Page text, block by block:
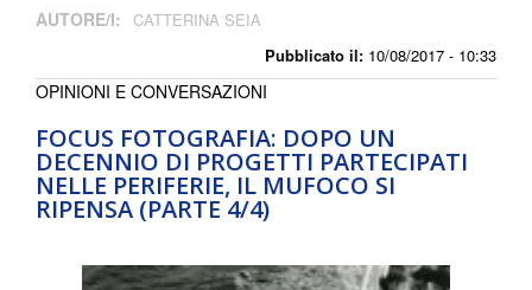
Pubblicato il: 10/08/2017 - 10:33
AUTORE/I: CATTERINA SEIA
FOCUS FOTOGRAFIA: DOPO UN
DECENNIO DI PROGETTI PARTECIPATI
NELLE PERIFERIE, IL MUFOCO SI
RIPENSA (PARTE 4/4)
OPINIONI E CONVERSAZIONI